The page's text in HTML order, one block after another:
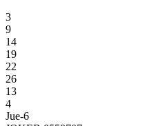
3
9
14
19
22
26
13
4
Jue-6